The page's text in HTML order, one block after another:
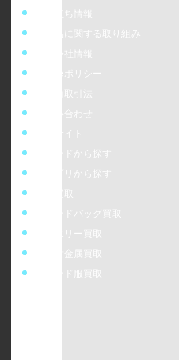
偽造品に関する取り組み
cookieポリシー
特定商取引法
お問い合わせ
販売サイト
ブランドから探す
カテゴリから探す
ブランドバッグ買取
ジュエリー買取
金・貴金属買取
ブランド服買取